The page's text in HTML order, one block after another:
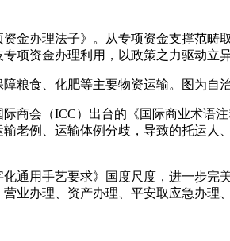
办理法子》。从专项资金支撑范畴
项资金办理利用，以政策之力驱动立
食、化肥等主要物资运输。图为自
会（ICC）出台的《国际商业术语
老例、运输体例分歧，导致的托运人
用手艺要求》国度尺度，进一步完
业办理、资产办理、平安取应急办理